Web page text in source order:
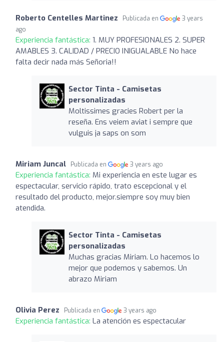
Roberto Centelles Martinez Publicada en
3 years
ago
Experiencia fantástica: 1. MUY PROFESIONALES 2. SUPER
AMABLES 3. CALIDAD / PRECIO INIGUALABLE No hace
falta decir nada más Señoria!!
Sector Tinta - Camisetas
personalizadas
Moltissimes gracies Robert per la
reseña. Ens veiem aviat i sempre que
vulguis ja saps on som
Miriam Juncal Publicada en 3 years ago
Experiencia fantástica: Mi experiencia en este lugar es
espectacular, servicio rápido, trato escepcional y el
resultado del producto, mejor.siempre soy muy bien
atendida.
Sector Tinta - Camisetas
personalizadas
Muchas gracias Miriam. Lo hacemos lo
mejor que podemos y sabemos. Un
abrazo Miriam
Olivia Perez Publicada en 3 years ago
Experiencia fantástica: La atención es espectacular